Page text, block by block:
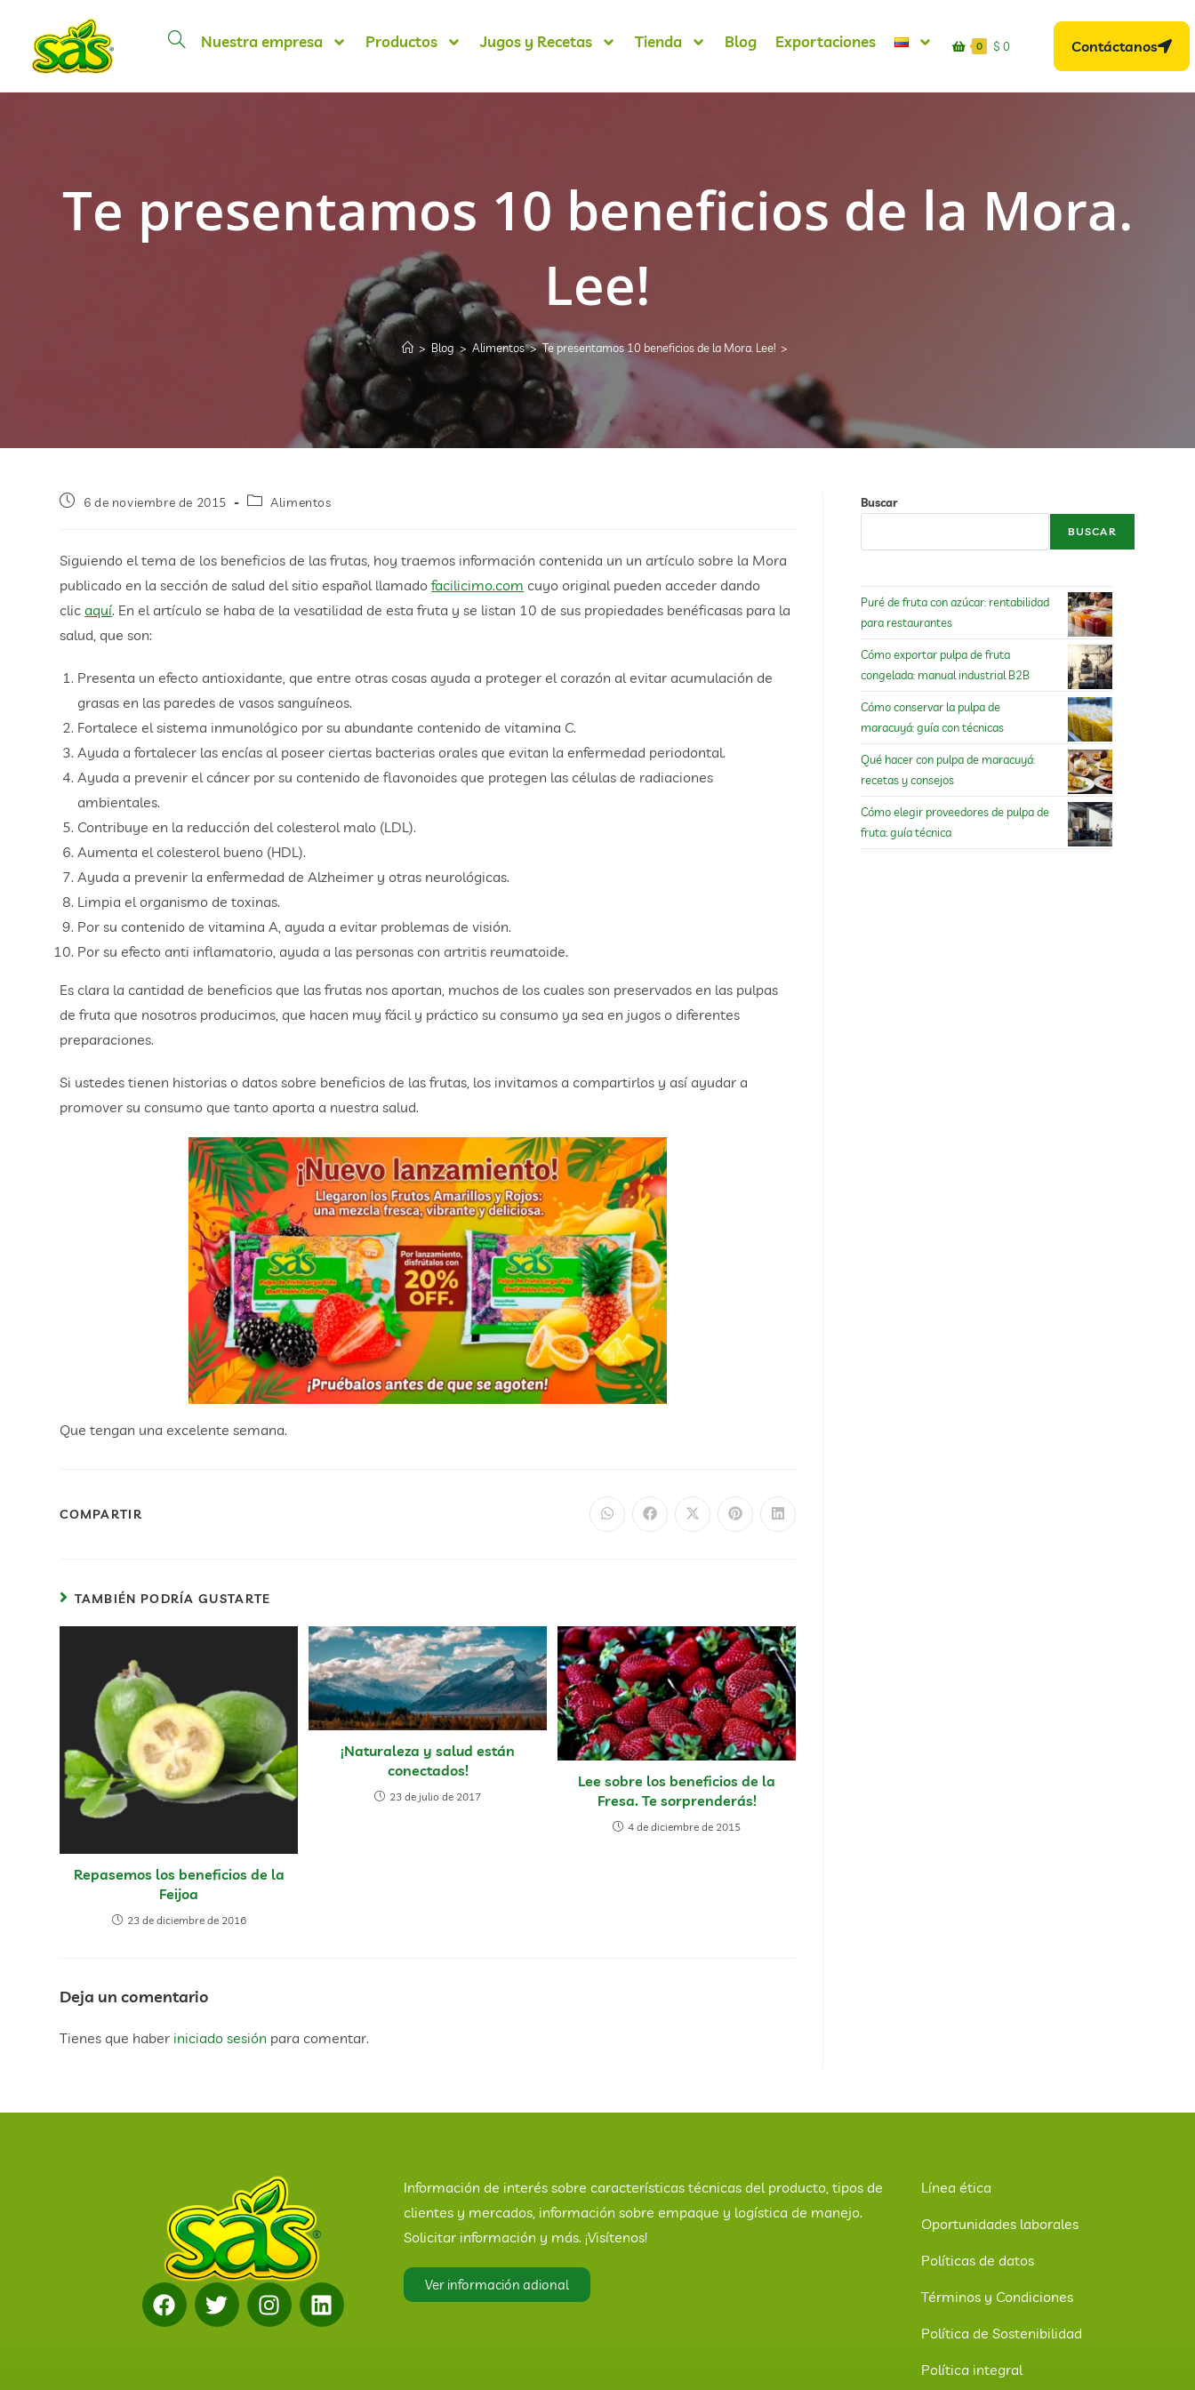
Nuestra empresa Productos Jugos y Recetas Tienda Blog Exportaciones 0 $ 0 Contáctanos
Te presentamos 10 beneficios de la Mora.
Lee!
> Blog > Alimentos > Te presentamos 10 beneficios de la Mora. Lee! >
6 de noviembre de 2015 Alimentos
Siguiendo el tema de los beneficios de las frutas, hoy traemos información contenida un un artículo sobre la Mora
publicado en la sección de salud del sitio español llamadofacilicimo.com cuyo original pueden acceder dando
clicaquí. En el artículo se haba de la vesatilidad de esta fruta y se listan 10 de sus propiedades benéficasas para la
salud, que son:
Presenta un efecto antioxidante, que entre otras cosas ayuda a proteger el corazón al evitar acumulación de
grasas en las paredes de vasos sanguíneos.
Fortalece el sistema inmunológico por su abundante contenido de vitamina C.
Ayuda a fortalecer las encías al poseer ciertas bacterias orales que evitan la enfermedad periodontal.
Ayuda a prevenir el cáncer por su contenido de flavonoides que protegen las células de radiaciones
ambientales.
Contribuye en la reducción del colesterol malo (LDL).
Aumenta el colesterol bueno (HDL).
Ayuda a prevenir la enfermedad de Alzheimer y otras neurológicas.
Limpia el organismo de toxinas.
Por su contenido de vitamina A, ayuda a evitar problemas de visión.
Por su efecto anti inflamatorio, ayuda a las personas con artritis reumatoide.
Es clara la cantidad de beneficios que las frutas nos aportan, muchos de los cuales son preservados en las pulpas
de fruta que nosotros producimos, que hacen muy fácil y práctico su consumo ya sea en jugos o diferentes
preparaciones.
Si ustedes tienen historias o datos sobre beneficios de las frutas, los invitamos a compartirlos y así ayudar a
promover su consumo que tanto aporta a nuestra salud.
Que tengan una excelente semana.
COMPARTIR
TAMBIÉN PODRÍA GUSTARTE
Repasemos los beneficios de la
Feijoa
23 de diciembre de 2016
¡Naturaleza y salud están
conectados!
23 de julio de 2017
Lee sobre los beneficios de la
Fresa. Te sorprenderás!
4 de diciembre de 2015
Deja un comentario
Tienes que haber iniciado sesión para comentar.
Buscar
BUSCAR
Puré de fruta con azúcar: rentabilidad
para restaurantes
Cómo exportar pulpa de fruta
congelada: manual industrial B2B
Cómo conservar la pulpa de
maracuyá: guía con técnicas
Qué hacer con pulpa de maracuyá:
recetas y consejos
Cómo elegir proveedores de pulpa de
fruta: guía técnica
Información de interés sobre características técnicas del producto, tipos de
clientes y mercados, información sobre empaque y logística de manejo.
Solicitar información y más. ¡Visítenos!
Ver información adional
Línea ética
Oportunidades laborales
Políticas de datos
Términos y Condiciones
Política de Sostenibilidad
Política integral